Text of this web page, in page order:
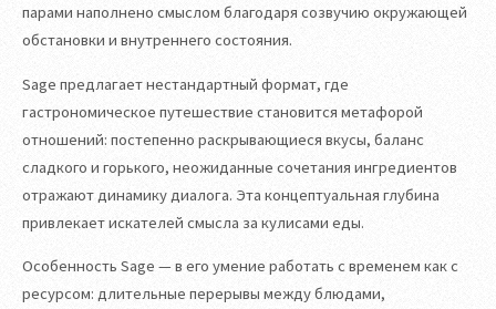
парами наполнено смыслом благодаря созвучию окружающей
обстановки и внутреннего состояния.
Sage предлагает нестандартный формат, где
гастрономическое путешествие становится метафорой
отношений: постепенно раскрывающиеся вкусы, баланс
сладкого и горького, неожиданные сочетания ингредиентов
отражают динамику диалога. Эта концептуальная глубина
привлекает искателей смысла за кулисами еды.
Особенность Sage — в его умение работать с временем как с
ресурсом: длительные перерывы между блюдами,